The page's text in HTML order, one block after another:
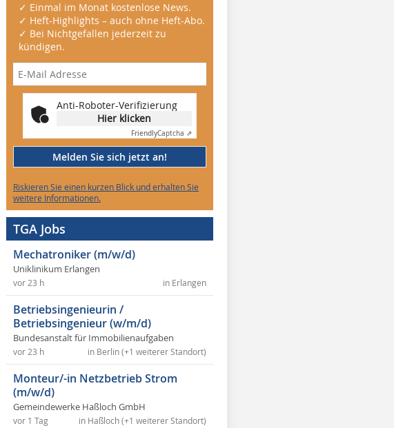
✓ Einmal im Monat kostenlose News.
✓ Heft-Highlights – auch ohne Heft-Abo.
✓ Bei Nichtgefallen jederzeit zu
kündigen.
Anti-Roboter-Verifizierung
Hier klicken
FriendlyCaptcha ⇗
Melden Sie sich jetzt an!
Riskieren Sie einen kurzen Blick und erhalten Sie
weitere Informationen.
TGA Jobs
Mechatroniker (m/w/d)
Uniklinikum Erlangen
in Erlangen
vor 23 h
Betriebsingenieurin /
Betriebsingenieur (w/m/d)
Bundesanstalt für Immobilienaufgaben
in Berlin (+1 weiterer Standort)
vor 23 h
Monteur/-in Netzbetrieb Strom
(m/w/d)
Gemeindewerke Haßloch GmbH
in Haßloch (+1 weiterer Standort)
vor 1 Tag